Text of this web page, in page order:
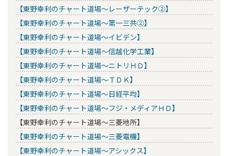
【東野幸利のチャート道場～レーザーテック②】
【東野幸利のチャート道場～第一三共②】
【東野幸利のチャート道場～イビデン】
【東野幸利のチャート道場～信越化学工業】
【東野幸利のチャート道場～ニトリＨＤ】
【東野幸利のチャート道場～ＴＤＫ】
【東野幸利のチャート道場～日経平均】
【東野幸利のチャート道場～フジ・メディアＨＤ】
【東野幸利のチャート道場～三菱地所】
【東野幸利のチャート道場～三菱電機】
【東野幸利のチャート道場～アシックス】